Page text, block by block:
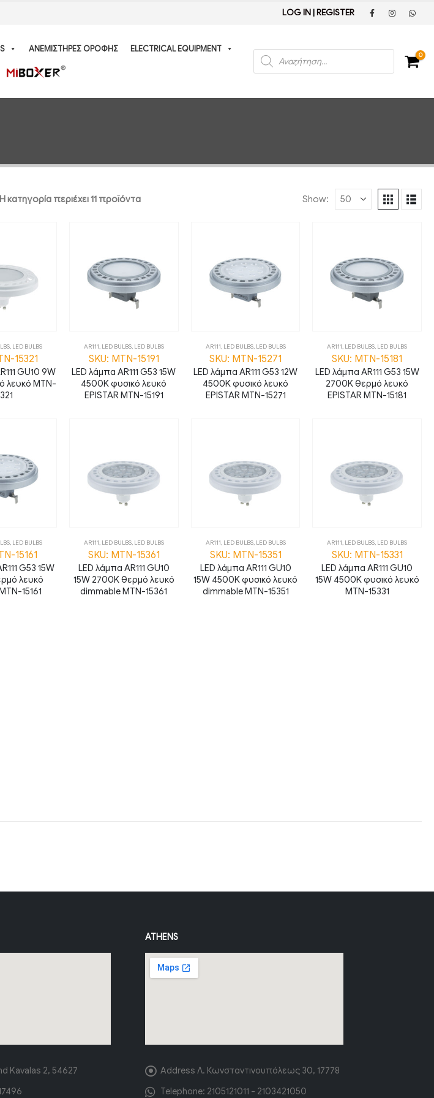
LOG IN| REGISTER
ΑΝΕΜΙΣΤΗΡΕΣ ΟΡΟΦΗΣ ELECTRICAL EQUIPMENT
Products
search
0
Η κατηγορία περιέχει 11 προϊόντα Show:
LED BULBS
15321
GU10 9W
λευκό MTN-
AR111 LED BULBS, LED BULBS
SKU: MTN-15191
LED λάμπα AR111 G53 15W
4500K φυσικό λευκό
EPISTAR MTN-15191
AR111 LED BULBS, LED BULBS
SKU: MTN-15271
LED λάμπα AR111 G53 12W
4500K φυσικό λευκό
EPISTAR MTN-15271
AR111 LED BULBS LED BULBS
SKU: MTN-15181
LED λάμπα AR111 G53 15W
2700K θερμό λευκό
EPISTAR MTN-15181
, LED BULBS
15161
G53 15W
λευκό
15161
AR111, LED BULBS, LED BULBS
SKU: MTN-15361
LED λάμπα AR111 GU10
15W 2700K θερμό λευκό
dimmable MTN-15361
AR111, LED BULBS, LED BULBS
SKU: MTN-15351
LED λάμπα AR111 GU10
15W 4500K φυσικό λευκό
dimmable MTN-15351
AR111, LED BULBS, LED BULBS
SKU: MTN-15331
LED λάμπα AR111 GU10
15W 4500K φυσικό λευκό
MTN-15331
Kavalas 2, 54627
ATHENS
Address Λ. Κωνσταντινουπόλεως 30, 17778
Telephone: 2105121011 - 2103421050